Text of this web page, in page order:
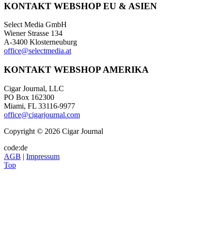
KONTAKT WEBSHOP EU & ASIEN
Select Media GmbH
Wiener Strasse 134
A-3400 Klosterneuburg
office@selectmedia.at
KONTAKT WEBSHOP AMERIKA
Cigar Journal, LLC
PO Box 162300
Miami, FL 33116-9977
office@cigarjournal.com
Copyright © 2026 Cigar Journal
code:de
AGB | Impressum
Top